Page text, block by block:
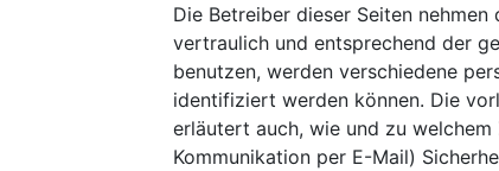
Die Betreiber dieser Seiten
vertraulich und entsprechend der
benutzen, werden verschiedene
identifiziert werden können. Die
erläutert auch, wie und zu
Kommunikation per E-Mail)